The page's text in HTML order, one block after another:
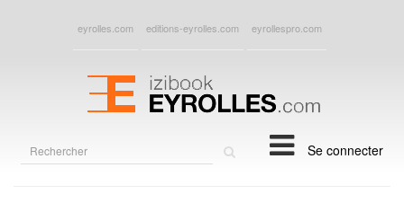
eyrolles.com editions-eyrolles.com eyrollespro.com
Se connecter